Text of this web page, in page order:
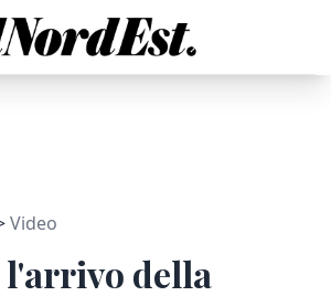
Video
l'arrivo della